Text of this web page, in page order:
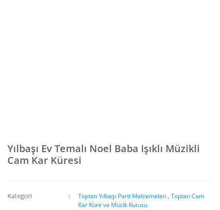
Yılbaşı Ev Temalı Noel Baba Işıklı Müzikli
Cam Kar Küresi
Kategori Toptan Yılbaşı Parti Malzemeleri ,Toptan Cam
Kar Küre ve Müzik Kutusu